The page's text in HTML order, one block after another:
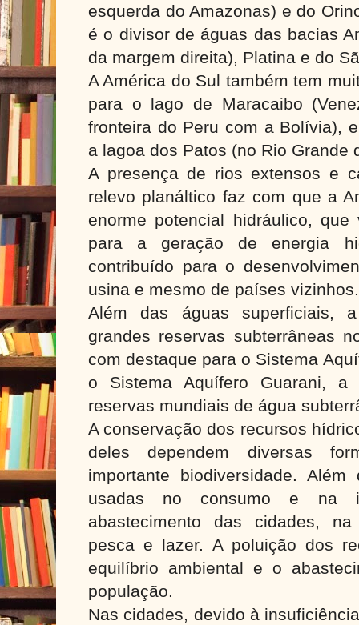
esquerda do Amazonas) e do
é o divisor de águas das bacias
da margem direita), Platina e do
A América do Sul também tem
para o lago de Maracaibo
fronteira do Peru com a Bolívia),
a lagoa dos Patos (no Rio Grande
A presença de rios extensos e
relevo planáltico faz com que a
enorme potencial hidráulico,
para a geração de energia
contribuído para o
usina e mesmo de países vizinhos.
Além das águas superficiais,
grandes reservas subterrâneas
com destaque para o Sistema
o Sistema Aquífero Guarani,
reservas mundiais de água
A conservação dos recursos
deles dependem diversas
importante biodiversidade.
usadas no consumo e na
abastecimento das cidades,
pesca e lazer. A poluição dos
equilíbrio ambiental e o
população.
Nas cidades, devido à